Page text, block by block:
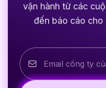
vận hành từ các
đến báo cáo cho